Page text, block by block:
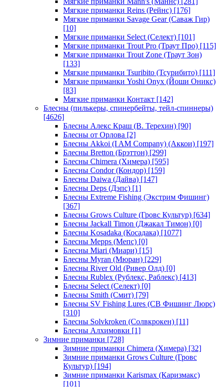
Мягкие приманки Reins (Рейнс) [176]
Мягкие приманки Savage Gear (Саваж Гир)
[10]
Мягкие приманки Select (Селект) [101]
Мягкие приманки Trout Pro (Траут Про) [115]
Мягкие приманки Trout Zone (Траут Зон)
[133]
Мягкие приманки Tsuribito (Тсурибито) [111]
Мягкие приманки Yoshi Onyx (Йоши Оникс)
[83]
Мягкие приманки Контакт [142]
Блесны (пилькеры, спинербейты, тейл-спиннеры)
[4626]
Блесны Алекс Краш (В. Терехин) [90]
Блесны от Орлова [2]
Блесны Akkoi (I AM Company) (Аккои) [197]
Блесны Bretton (Брэттон) [299]
Блесны Chimera (Химера) [595]
Блесны Condor (Кондор) [159]
Блесны Daiwa (Дайва) [147]
Блесны Deps (Дэпс) [1]
Блесны Extreme Fishing (Экстрим Фишинг)
[367]
Блесны Grows Culture (Гровс Культур) [634]
Блесны Jackall Timon (Джакал Тимон) [0]
Блесны Kosadaka (Косадака) [1077]
Блесны Mepps (Мепс) [0]
Блесны Miari (Миари) [15]
Блесны Myran (Мюран) [229]
Блесны River Old (Ривер Олд) [0]
Блесны Rublex (Рублекс, Раблекс) [413]
Блесны Select (Селект) [0]
Блесны Smith (Смит) [79]
Блесны SV Fishing Lures (СВ Фишинг Люрс)
[310]
Блесны Solvkroken (Солвкрокен) [11]
Блесны Алхимовки [1]
Зимние приманки [728]
Зимние приманки Chimera (Химера) [32]
Зимние приманки Grows Culture (Гровс
Культур) [194]
Зимние приманки Karismax (Каризмакс)
[101]